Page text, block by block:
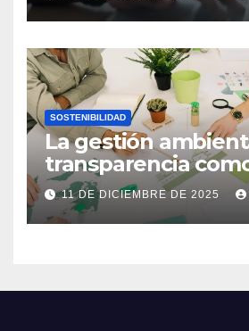
SOSTENIBILIDAD
La gestión
transparencia
de la empresa
11 DE DICIEMBRE DE 2025